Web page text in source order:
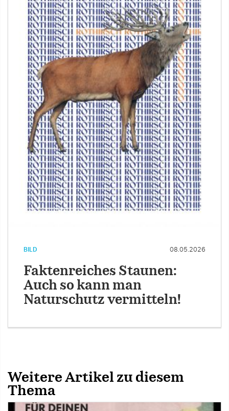
BILD 08.05.2026
Faktenreiches Staunen:
Auch so kann man
Naturschutz vermitteln!
Weitere Artikel zu diesem
Thema